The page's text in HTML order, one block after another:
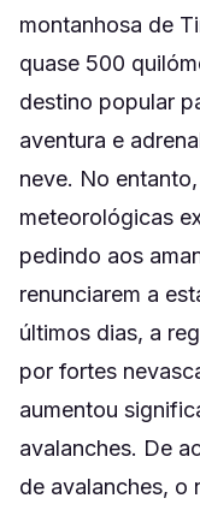
montanhosa de
quase 500
destino popular
aventura e
neve. No
meteorológicas
pedindo aos
renunciarem a
últimos dias, a
por fortes
aumentou
avalanches. De
de avalanches, o